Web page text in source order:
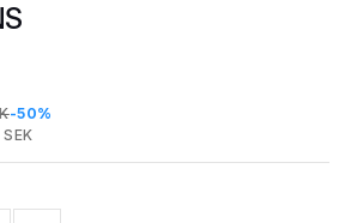
-50%